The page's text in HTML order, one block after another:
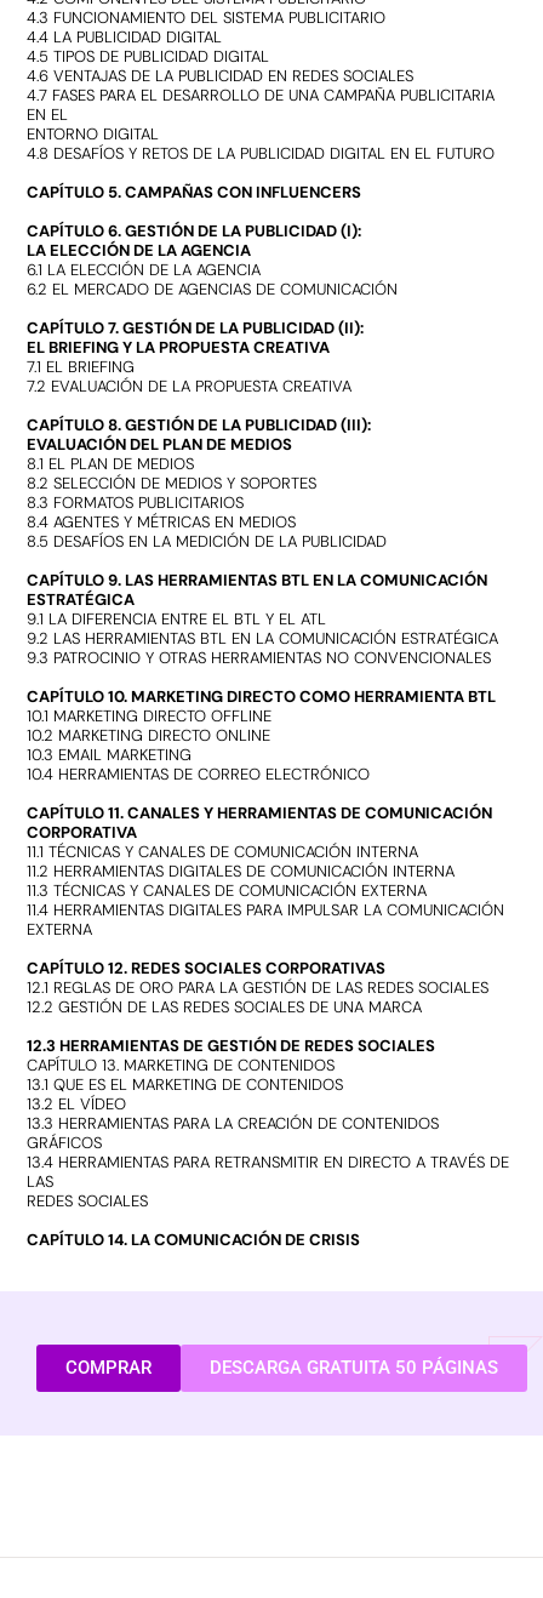
4.3 FUNCIONAMIENTO DEL SISTEMA PUBLICITARIO
4.4 LA PUBLICIDAD DIGITAL
4.5 TIPOS DE PUBLICIDAD DIGITAL
4.6 VENTAJAS DE LA PUBLICIDAD EN REDES SOCIALES
4.7 FASES PARA EL DESARROLLO DE UNA CAMPAÑA PUBLICITARIA
EN EL
ENTORNO DIGITAL
4.8 DESAFÍOS Y RETOS DE LA PUBLICIDAD DIGITAL EN EL FUTURO
CAPÍTULO 5. CAMPAÑAS CON INFLUENCERS
CAPÍTULO 6. GESTIÓN DE LA PUBLICIDAD (I):
LA ELECCIÓN DE LA AGENCIA
6.1 LA ELECCIÓN DE LA AGENCIA
6.2 EL MERCADO DE AGENCIAS DE COMUNICACIÓN
CAPÍTULO 7. GESTIÓN DE LA PUBLICIDAD (II):
EL BRIEFING Y LA PROPUESTA CREATIVA
7.1 EL BRIEFING
7.2 EVALUACIÓN DE LA PROPUESTA CREATIVA
CAPÍTULO 8. GESTIÓN DE LA PUBLICIDAD (III):
EVALUACIÓN DEL PLAN DE MEDIOS
8.1 EL PLAN DE MEDIOS
8.2 SELECCIÓN DE MEDIOS Y SOPORTES
8.3 FORMATOS PUBLICITARIOS
8.4 AGENTES Y MÉTRICAS EN MEDIOS
8.5 DESAFÍOS EN LA MEDICIÓN DE LA PUBLICIDAD
CAPÍTULO 9. LAS HERRAMIENTAS BTL EN LA COMUNICACIÓN
ESTRATÉGICA
9.1 LA DIFERENCIA ENTRE EL BTL Y EL ATL
9.2 LAS HERRAMIENTAS BTL EN LA COMUNICACIÓN ESTRATÉGICA
9.3 PATROCINIO Y OTRAS HERRAMIENTAS NO CONVENCIONALES
CAPÍTULO 10. MARKETING DIRECTO COMO HERRAMIENTA BTL
10.1 MARKETING DIRECTO OFFLINE
10.2 MARKETING DIRECTO ONLINE
10.3 EMAIL MARKETING
10.4 HERRAMIENTAS DE CORREO ELECTRÓNICO
CAPÍTULO 11. CANALES Y HERRAMIENTAS DE COMUNICACIÓN
CORPORATIVA
11.1 TÉCNICAS Y CANALES DE COMUNICACIÓN INTERNA
11.2 HERRAMIENTAS DIGITALES DE COMUNICACIÓN INTERNA
11.3 TÉCNICAS Y CANALES DE COMUNICACIÓN EXTERNA
11.4 HERRAMIENTAS DIGITALES PARA IMPULSAR LA COMUNICACIÓN
EXTERNA
CAPÍTULO 12. REDES SOCIALES CORPORATIVAS
12.1 REGLAS DE ORO PARA LA GESTIÓN DE LAS REDES SOCIALES
12.2 GESTIÓN DE LAS REDES SOCIALES DE UNA MARCA
12.3 HERRAMIENTAS DE GESTIÓN DE REDES SOCIALES
CAPÍTULO 13. MARKETING DE CONTENIDOS
13.1 QUE ES EL MARKETING DE CONTENIDOS
13.2 EL VÍDEO
13.3 HERRAMIENTAS PARA LA CREACIÓN DE CONTENIDOS
GRÁFICOS
13.4 HERRAMIENTAS PARA RETRANSMITIR EN DIRECTO A TRAVÉS DE
LAS
REDES SOCIALES
CAPÍTULO 14. LA COMUNICACIÓN DE CRISIS
COMPRAR DESCARGA GRATUITA 50 PÁGINAS